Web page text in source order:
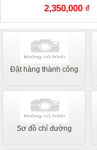
2,350,000 ₫
Đặt hàng thành công
Sơ đồ chỉ đường